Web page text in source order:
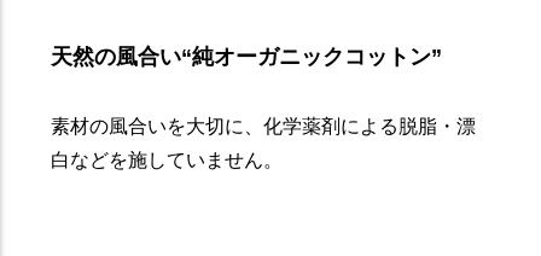
天然の風合い“純オーガニックコットン”
素材の風合いを大切に、化学薬剤による脱脂・漂
白などを施していません。